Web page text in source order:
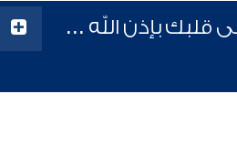
قلبك بإذن الله ...